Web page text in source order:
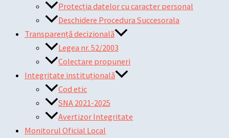
Protecția datelor cu caracter personal
Deschidere Procedura Succesorala
Transparență decizională
Legea nr. 52/2003
Colectare propuneri
Integritate instituțională
Cod etic
SNA 2021-2025
Avertizor Integritate
Monitorul Oficial Local